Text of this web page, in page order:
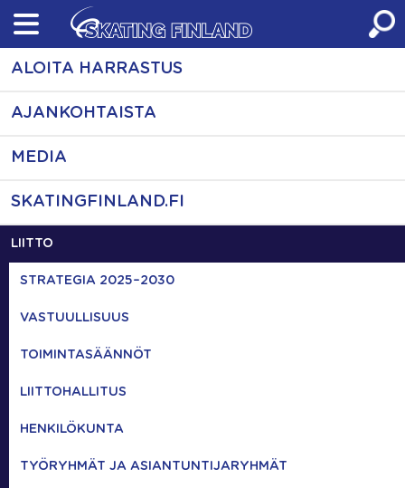
Skip
content
ALOITA HARRASTUS
AJANKOHTAISTA
MEDIA
SKATINGFINLAND.FI
LIITTO
STRATEGIA 2025–2030
VASTUULLISUUS
TOIMINTASÄÄNNÖT
LIITTOHALLITUS
HENKILÖKUNTA
TYÖRYHMÄT JA ASIANTUNTIJARYHMÄT